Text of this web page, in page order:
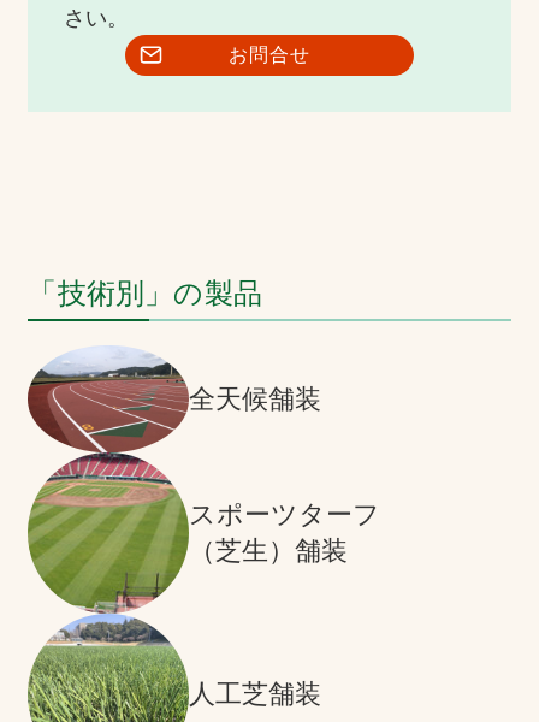
さい。
お問合せ
「技術別」の製品
全天候舗装
スポーツターフ
（芝生）舗装
人工芝舗装